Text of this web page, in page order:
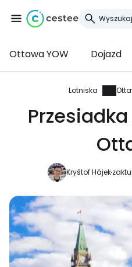
Ottawa YOW Dojazd
Lotniska
Kryštof Hájek
Zaloguj
Cestee
... światowej
Kontynuuj
Kontynuuj